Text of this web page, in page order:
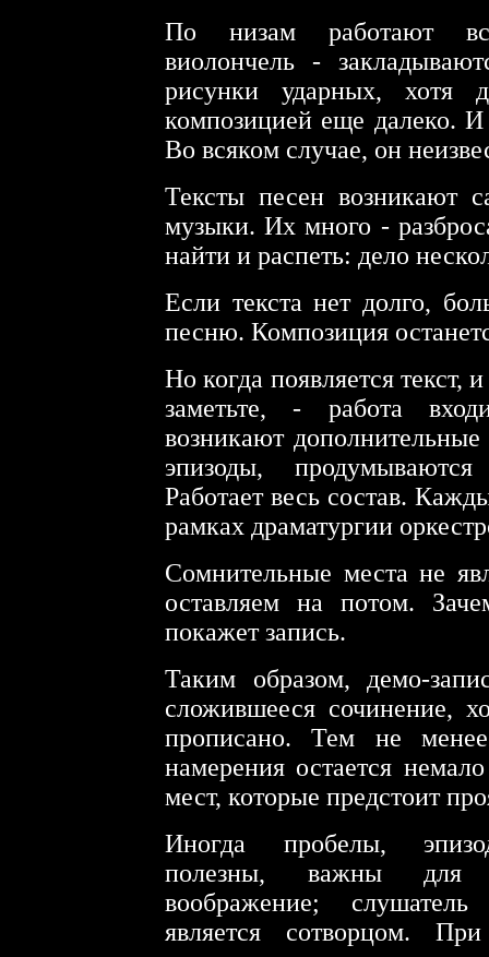
По низам работают
виолончель -
рисунки ударных, хотя
композицией еще далеко.
Во всяком случае, он
Тексты песен возникают
музыки. Их много -
найти и распеть: дело
Если текста нет долго,
песню. Композиция
Но когда появляется текст,
заметьте, - работа
возникают
эпизоды,
Работает весь состав.
рамках драматургии
Сомнительные места не
оставляем на потом.
покажет запись.
Таким образом, демо-
сложившееся сочинение,
прописано. Тем не
намерения остается
мест, которые предстоит
Иногда пробелы,
полезны, важны для
воображение;
является сотворцом.